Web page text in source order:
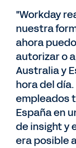
"Workday
nuestra
ahora
autorizar o
Australia y
hora del
empleados
España en
de insight y
era posible